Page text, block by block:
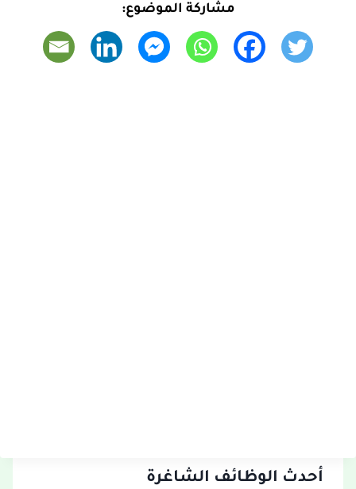
مشاركة الموضوع:
أحدث الوظائف الشاغرة